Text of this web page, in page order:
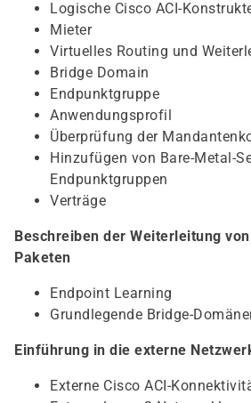
Logische Cisco ACI-
Mieter
Virtuelles Routing und
Bridge Domain
Endpunktgruppe
Anwendungsprofil
Überprüfung der
Hinzufügen von Bare-Metal-
Endpunktgruppen
Verträge
Beschreiben der Weiterleitung
Paketen
Endpoint Learning
Grundlegende Bridge-
Einführung in die externe
Externe Cisco ACI-